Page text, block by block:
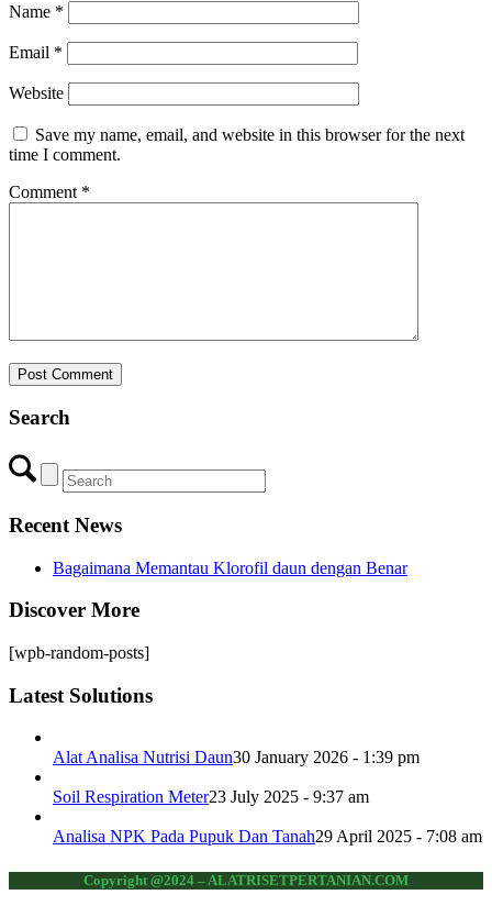
Name *
Email *
Website
Save my name, email, and website in this browser for the next
time I comment.
Comment *
Search
Recent News
Bagaimana Memantau Klorofil daun dengan Benar
Discover More
[wpb-random-posts]
Latest Solutions
Alat Analisa Nutrisi Daun30 January 2026 - 1:39 pm
Soil Respiration Meter23 July 2025 - 9:37 am
Analisa NPK Pada Pupuk Dan Tanah29 April 2025 - 7:08 am
Copyright @2024 – ALATRISETPERTANIAN.COM